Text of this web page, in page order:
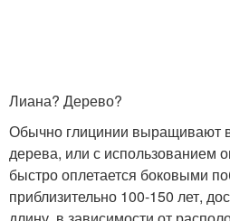
Лиана? Дерево?
Обычно глицинии выращивают
дерева, или с использованием
быстро оплетается боковыми
приблизительно 100-150 лет,